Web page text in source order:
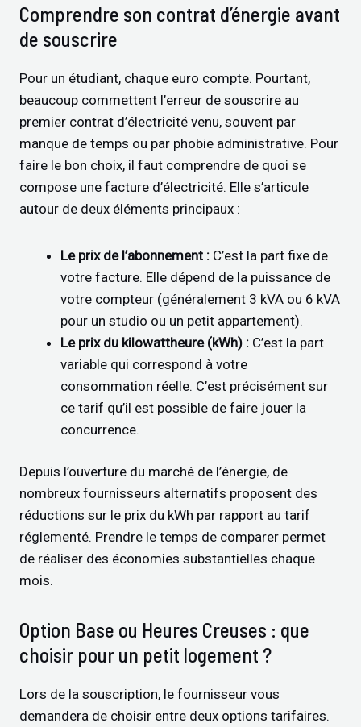
Comprendre son contrat d’énergie avant
de souscrire
Pour un étudiant, chaque euro compte. Pourtant,
beaucoup commettent l’erreur de souscrire au
premier contrat d’électricité venu, souvent par
manque de temps ou par phobie administrative. Pour
faire le bon choix, il faut comprendre de quoi se
compose une facture d’électricité. Elle s’articule
autour de deux éléments principaux :
Le prix de l’abonnement : C’est la part fixe de
votre facture. Elle dépend de la puissance de
votre compteur (généralement 3 kVA ou 6 kVA
pour un studio ou un petit appartement).
Le prix du kilowattheure (kWh) : C’est la part
variable qui correspond à votre
consommation réelle. C’est précisément sur
ce tarif qu’il est possible de faire jouer la
concurrence.
Depuis l’ouverture du marché de l’énergie, de
nombreux fournisseurs alternatifs proposent des
réductions sur le prix du kWh par rapport au tarif
réglementé. Prendre le temps de comparer permet
de réaliser des économies substantielles chaque
mois.
Option Base ou Heures Creuses : que
choisir pour un petit logement ?
Lors de la souscription, le fournisseur vous
demandera de choisir entre deux options tarifaires.